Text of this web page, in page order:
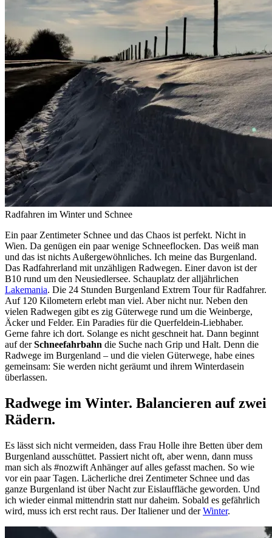
Radfahren im Winter und Schnee
Ein paar Zentimeter Schnee und das Chaos ist perfekt. Nicht in
Wien. Da genügen ein paar wenige Schneeflocken. Das weiß man
und das ist nichts Außergewöhnliches. Ich meine das Burgenland.
Das Radfahrerland mit unzähligen Radwegen. Einer davon ist der
B10 rund um den Neusiedlersee. Schauplatz der alljährlichen
Lakemania. Die 24 Stunden Burgenland Extrem Tour für Radfahrer.
Auf 120 Kilometern erlebt man viel. Aber nicht nur. Neben den
vielen Radwegen gibt es zig Güterwege rund um die Weinberge,
Äcker und Felder. Ein Paradies für die Querfeldein-Liebhaber.
Gerne fahre ich dort. Solange es nicht geschneit hat. Dann beginnt
auf derSchneefahrbahn die Suche nach Grip und Halt. Denn die
Radwege im Burgenland – und die vielen Güterwege, habe eines
gemeinsam: Sie werden nicht geräumt und ihrem Winterdasein
überlassen.
Radwege im Winter. Balancieren auf zwei
Rädern.
Es lässt sich nicht vermeiden, dass Frau Holle ihre Betten über dem
Burgenland ausschüttet. Passiert nicht oft, aber wenn, dann muss
man sich als #nozwift Anhänger auf alles gefasst machen. So wie
vor ein paar Tagen. Lächerliche drei Zentimeter Schnee und das
ganze Burgenland ist über Nacht zur Eislauffläche geworden. Und
ich wieder einmal mittendrin statt nur daheim. Sobald es gefährlich
wird, muss ich erst recht raus. Der Italiener und derWinter.